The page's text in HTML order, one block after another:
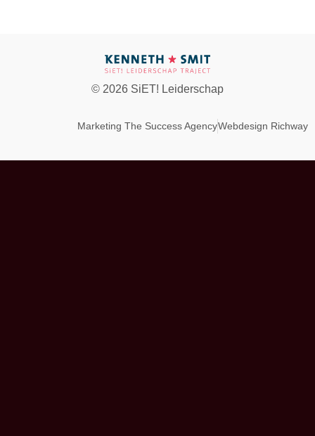
© 2026 SiET! Leiderschap
Marketing The Success AgencyWebdesign Richway